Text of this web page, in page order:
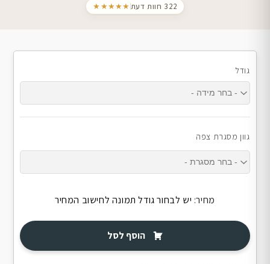
★★★★★
322 חוות דעת
גודל
גוון מסגרת צפה
מחיר: יש לבחור גודל תמונה לחישוב המחיר
הוסף לסל